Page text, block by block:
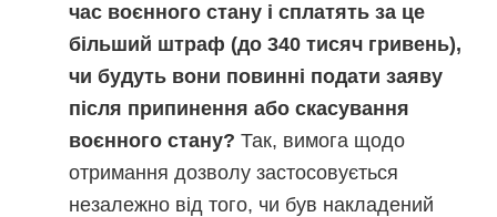
час воєнного стану і сплатять за це
більший штраф (до 340 тисяч гривень),
чи будуть вони повинні подати заяву
після припинення або скасування
воєнного стану? Так, вимога щодо
отримання дозволу застосовується
незалежно від того, чи був накладений